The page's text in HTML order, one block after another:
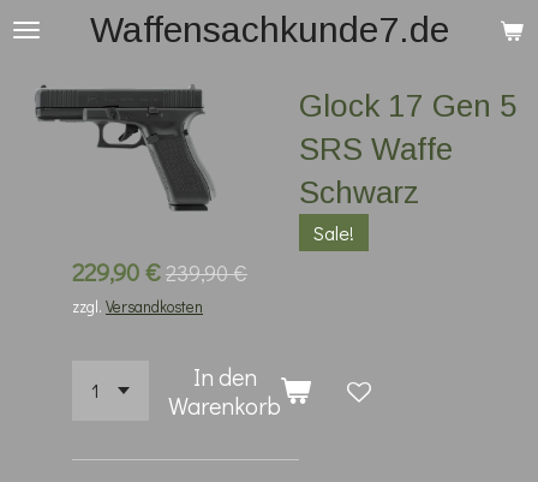
Zum
springen
Waffensachkunde7.de
Glock 17 Gen 5
SRS Waffe
Schwarz
Sale!
229,90 €239,90 €
zzgl. Versandkosten
In den
Warenkorb